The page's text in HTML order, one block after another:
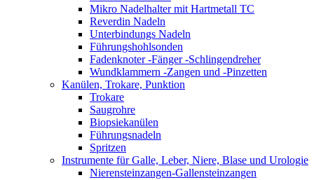
Mikro Nadelhalter mit Hartmetall TC
Reverdin Nadeln
Unterbindungs Nadeln
Führungshohlsonden
Fadenknoter -Fänger -Schlingendreher
Wundklammern -Zangen und -Pinzetten
Kanülen, Trokare, Punktion
Trokare
Saugrohre
Biopsiekanülen
Führungsnadeln
Spritzen
Instrumente für Galle, Leber, Niere, Blase und Urologie
Nierensteinzangen-Gallensteinzangen